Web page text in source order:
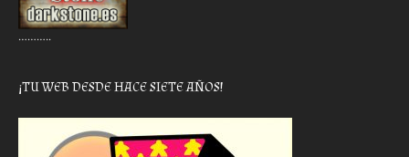
………..
¡TU WEB DESDE HACE SIETE AÑOS!